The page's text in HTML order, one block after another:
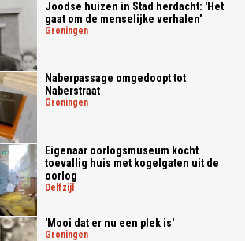
Joodse huizen in Stad herdacht: 'Het
gaat om de menselijke verhalen'
groningen
Naberpassage omgedoopt tot
Naberstraat
groningen
Eigenaar oorlogsmuseum kocht
toevallig huis met kogelgaten uit de
oorlog
delfzijl
'Mooi dat er nu een plek is'
groningen